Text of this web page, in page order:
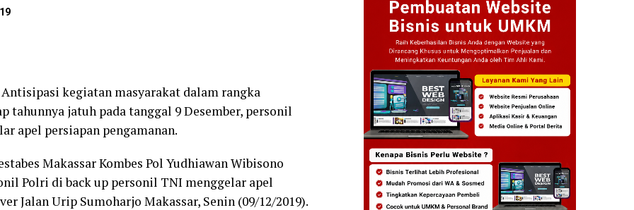
kegiatan masyarakat dalam rangka
jatuh pada tanggal 9 Desember, personil
apel persiapan pengamanan.
Makassar Kombes Pol Yudhiawan Wibisono
Polri di back up personil TNI menggelar apel
Jalan Urip Sumoharjo Makassar, Senin (09/12/2019).